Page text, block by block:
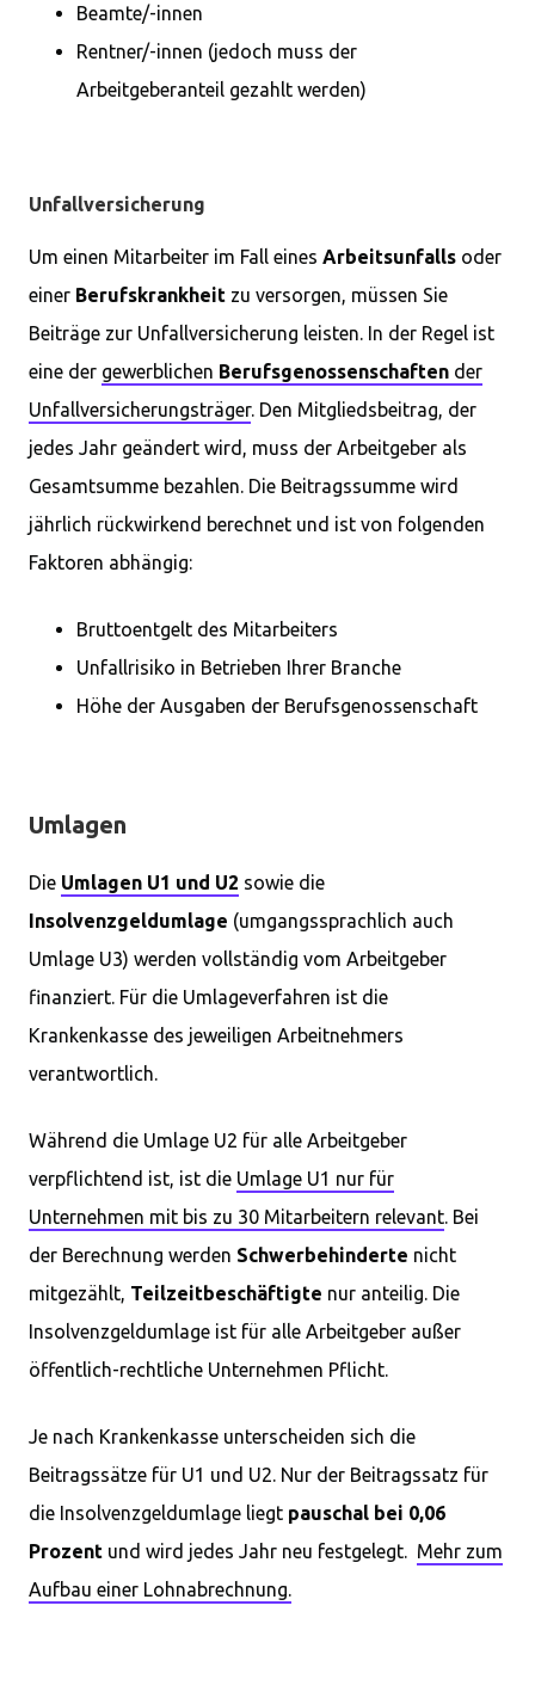
Beamte/-innen
Rentner/-innen (jedoch muss der
Arbeitgeberanteil gezahlt werden)
Unfallversicherung
Um einen Mitarbeiter im Fall eines Arbeitsunfalls oder
einer Berufskrankheit zu versorgen, müssen Sie
Beiträge zur Unfallversicherung leisten. In der Regel ist
eine der gewerblichen Berufsgenossenschaften der
Unfallversicherungsträger. Den Mitgliedsbeitrag, der
jedes Jahr geändert wird, muss der Arbeitgeber als
Gesamtsumme bezahlen. Die Beitragssumme wird
jährlich rückwirkend berechnet und ist von folgenden
Faktoren abhängig:
Bruttoentgelt des Mitarbeiters
Unfallrisiko in Betrieben Ihrer Branche
Höhe der Ausgaben der Berufsgenossenschaft
Umlagen
Die Umlagen U1 und U2 sowie die
Insolvenzgeldumlage (umgangssprachlich auch
Umlage U3) werden vollständig vom Arbeitgeber
finanziert. Für die Umlageverfahren ist die
Krankenkasse des jeweiligen Arbeitnehmers
verantwortlich.
Während die Umlage U2 für alle Arbeitgeber
verpflichtend ist, ist die Umlage U1 nur für
Unternehmen mit bis zu 30 Mitarbeitern relevant. Bei
der Berechnung werden Schwerbehinderte nicht
mitgezählt, Teilzeitbeschäftigte nur anteilig. Die
Insolvenzgeldumlage ist für alle Arbeitgeber außer
öffentlich-rechtliche Unternehmen Pflicht.
Je nach Krankenkasse unterscheiden sich die
Beitragssätze für U1 und U2. Nur der Beitragssatz für
die Insolvenzgeldumlage liegt pauschal bei 0,06
Prozent und wird jedes Jahr neu festgelegt. Mehr zum
Aufbau einer Lohnabrechnung.